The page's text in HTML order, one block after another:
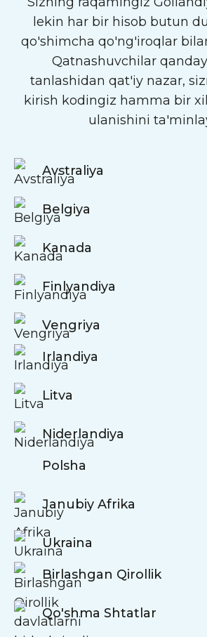
lekin har bir hisob butun
qo'shimcha qo'ng'iroqlar
Qatnashuvchilar
tanlashidan qat'iy nazar,
kirish kodingiz hamma bir
ulanishini
Avstraliya
Belgiya
Kanada
Finlyandiya
Vengriya
Irlandiya
Litva
Niderlandiya
Polsha
Janubiy Afrika
Ukraina
Birlashgan Qirollik
Qo'shma Shtatlar